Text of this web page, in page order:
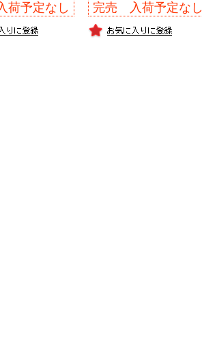
予定なし 完売 入荷予定なし